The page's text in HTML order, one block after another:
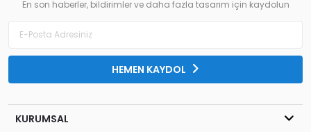
En son haberler, bildirimler ve daha fazla tasarım için kaydolun
HEMEN KAYDOL
KURUMSAL